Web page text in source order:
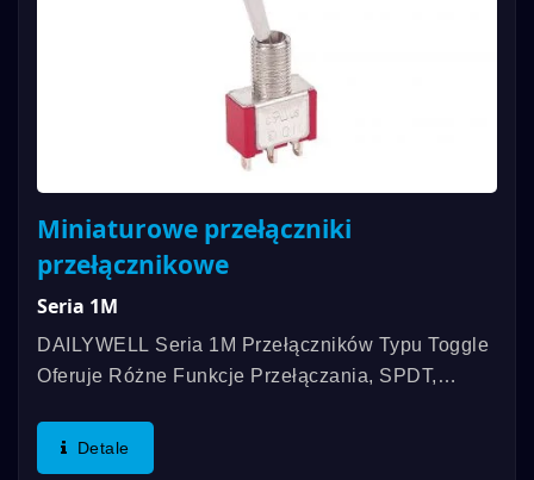
Miniaturowe przełączniki
przełącznikowe
Seria 1M
DAILYWELL Seria 1M Przełączników Typu Toggle
Oferuje Różne Funkcje Przełączania, SPDT,
Certyfikacją UL I Zgodnością RoHS. Zakres
Temperatur Pracy Wynosi...
Detale